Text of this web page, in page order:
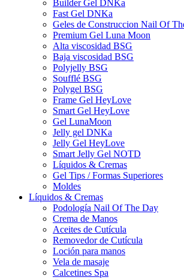
Builder Gel DNKa
Fast Gel DNKa
Geles de Construccion Nail Of
Premium Gel Luna Moon
Alta viscosidad BSG
Baja viscosidad BSG
Polyjelly BSG
Soufflé BSG
Polygel BSG
Frame Gel HeyLove
Smart Gel HeyLove
Gel LunaMoon
Jelly gel DNKa
Jelly Gel HeyLove
Smart Jelly Gel NOTD
Líquidos & Cremas
Gel Tips / Formas Superiores
Moldes
Líquidos & Cremas
Podología Nail Of The Day
Crema de Manos
Aceites de Cutícula
Removedor de Cutícula
Loción para manos
Vela de masaje
Calcetines Spa